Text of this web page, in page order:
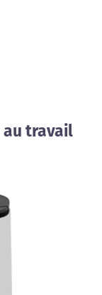
au travail